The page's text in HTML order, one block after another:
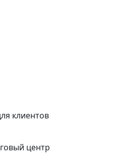
клиентов
центр